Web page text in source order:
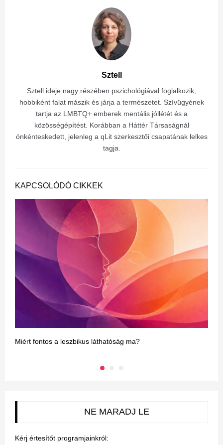
Sztell
Sztell ideje nagy részében pszichológiával foglalkozik,
hobbiként falat mászik és járja a természetet. Szívügyének
tartja az LMBTQ+ emberek mentális jóllétét és a
közösségépítést. Korábban a Háttér Társaságnál
önkénteskedett, jelenleg a qLit szerkesztői csapatának lelkes
tagja.
KAPCSOLÓDÓ CIKKEK
Miért fontos a leszbikus láthatóság ma?
NE MARADJ LE
Kérj értesítőt programjainkról: